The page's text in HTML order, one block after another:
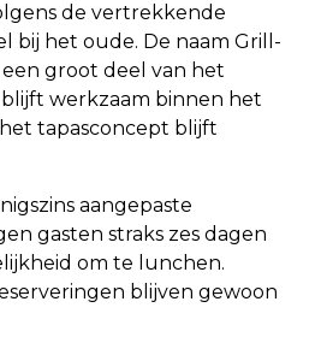
de vertrekkende
bij het oude. De naam Grill-
groot deel van het
werkzaam binnen het
tapasconcept blijft
aangepaste
gasten straks zes dagen
om te lunchen.
blijven gewoon